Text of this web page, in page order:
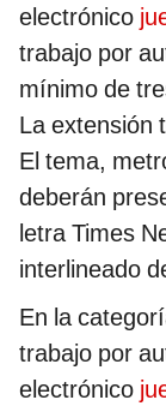
electrónico
trabajo por
mínimo de
La
El tema,
deberán
letra Times
interlineado
En la
trabajo por
electrónico